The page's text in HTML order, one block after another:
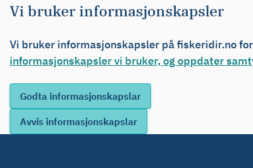
Vi bruker informasjonskapsler
Vi bruker informasjonskapsler på fiskeridir.no
informasjonskapsler vi bruker, og oppdater